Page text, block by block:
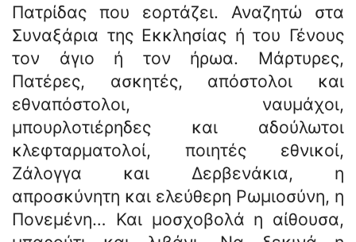
Πατρίδας που εορτάζει. Αναζητώ στα
Συναξάρια της Εκκλησίας ή του Γένους
τον άγιο ή τον ήρωα. Μάρτυρες,
Πατέρες, ασκητές, απόστολοι και
εθναπόστολοι, ναυμάχοι,
μπουρλοτιέρηδες και αδούλωτοι
κλεφταρματολοί, ποιητές εθνικοί,
Ζάλογγα και Δερβενάκια, η
απροσκύνητη και ελεύθερη Ρωμιοσύνη, η
Πονεμένη… Και μοσχοβολά η αίθουσα,